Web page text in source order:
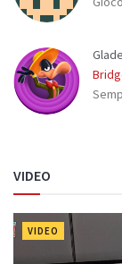
VIDEO
VIDEO